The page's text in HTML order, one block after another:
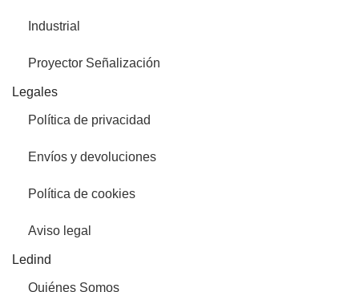
Industrial
Proyector Señalización
Legales
Política de privacidad
Envíos y devoluciones
Política de cookies
Aviso legal
Ledind
Quiénes Somos